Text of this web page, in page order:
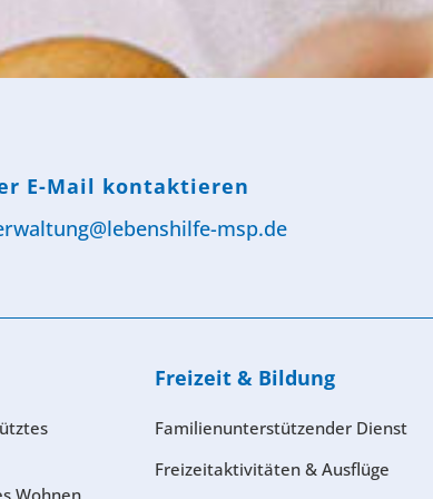
E-Mail kontaktieren
msp.de
Wohnen
Freizeit & Bildung
Familienunterstützender Dienst
Freizeitaktivitäten & Ausflüge